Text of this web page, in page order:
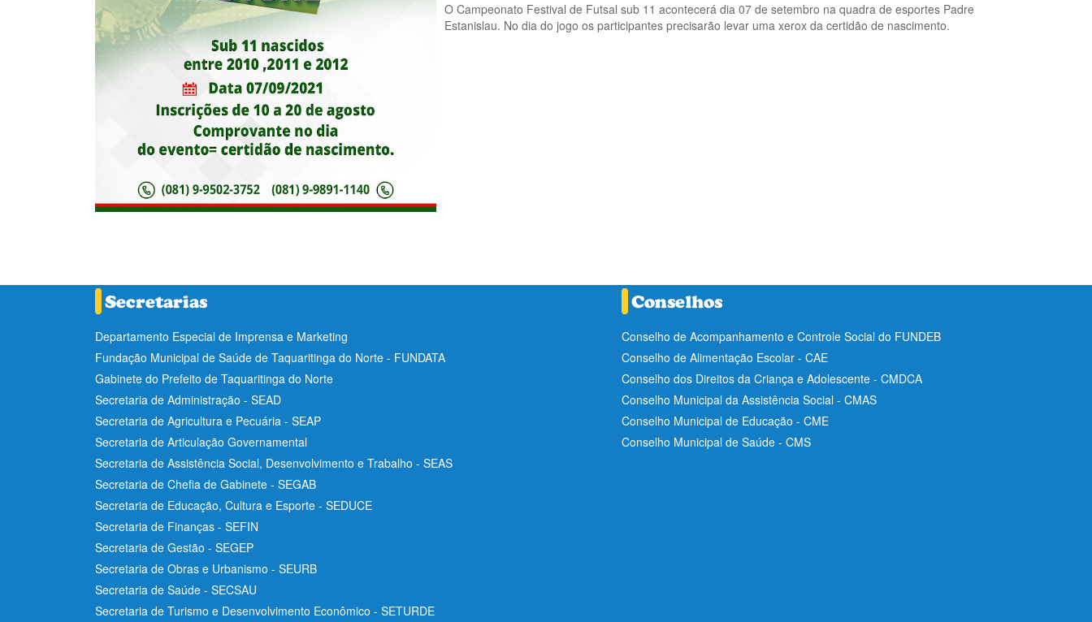
O Campeonato Festival de Futsal sub 11 acontecerá dia 07 de setembro na quadra de esportes Padre
Estanislau. No dia do jogo os participantes precisarão levar uma xerox da certidão de nascimento.
Departamento Especial de Imprensa e Marketing
Fundação Municipal de Saúde de Taquaritinga do Norte - FUNDATA
Gabinete do Prefeito de Taquaritinga do Norte
Secretaria de Administração - SEAD
Secretaria de Agricultura e Pecuária - SEAP
Secretaria de Articulação Governamental
Secretaria de Assistência Social, Desenvolvimento e Trabalho - SEAS
Secretaria de Chefia de Gabinete - SEGAB
Secretaria de Educação, Cultura e Esporte - SEDUCE
Secretaria de Finanças - SEFIN
Secretaria de Gestão - SEGEP
Secretaria de Obras e Urbanismo - SEURB
Secretaria de Saúde - SECSAU
Secretaria de Turismo e Desenvolvimento Econômico - SETURDE
Conselho de Acompanhamento e Controle Social do FUNDEB
Conselho de Alimentação Escolar - CAE
Conselho dos Direitos da Criança e Adolescente - CMDCA
Conselho Municipal da Assistência Social - CMAS
Conselho Municipal de Educação - CME
Conselho Municipal de Saúde - CMS